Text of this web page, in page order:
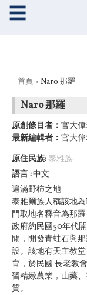
☰
您在這裡
首頁 » Naro 那羅
Naro 那羅
原創條目者： 官大
最新編輯者： 官大
原住民族: 泰雅族
語言 中文
遍滿野柿之地
泰雅爾族人稱該地
門取地名釋音為那
政府約民國50年代
閒，開發青蛙石與
設。該地有天主教
育，於民國 長老教
習精緻農業，山藥
質。